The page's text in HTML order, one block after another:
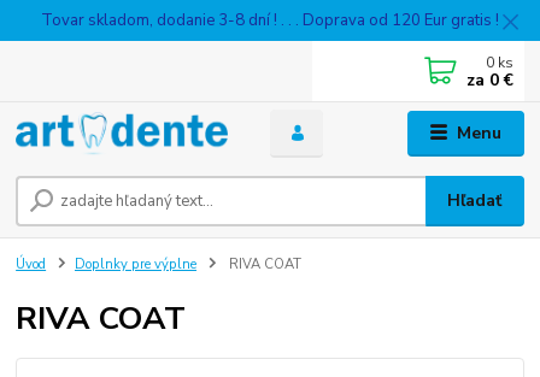
Tovar skladom, dodanie 3-8 dní ! . . . Doprava od 120 Eur gratis !
Menu
Hľadať
0 ks
za 0 €
Úvod Doplnky pre výplne RIVA COAT
RIVA COAT